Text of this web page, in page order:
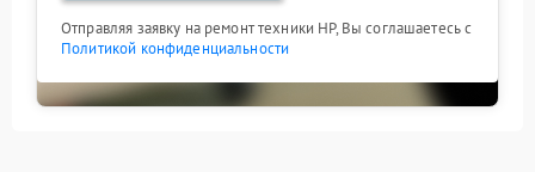
Отправляя заявку на ремонт техники HP, Вы соглашаетесь с
Политикой конфиденциальности